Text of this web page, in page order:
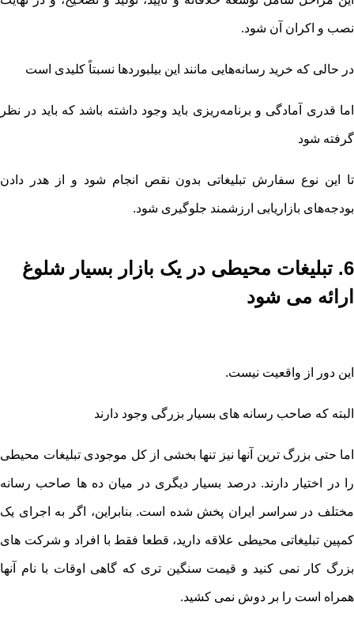
نصب و اکران آن شود.
در حالی که خرید رسانه‌هایی مانند این بیلبوردها نسبتاً کلیدی است
اما قدری آمادگی و برنامه‌ریزی باید وجود داشته باشد که باید در نظر
گرفته شود
تا این نوع سفارش تبلیغاتی بدون نقص انجام شود و از هدر دادن
بودجه‌های بازاریابی ارزشمند جلوگیری شود.
6. تبلیغات محیطی در یک بازار بسیار شلوغ
ارائه می شود
این دور از واقعیت نیست.
البته که صاحب رسانه های بسیار بزرگی وجود دارند
اما حتی بزرگ ترین آنها نیز تنها بخشی از کل موجودی تبلیغات محیطی
را در اختیار دارند. درصد بسیار دیگری در میان ده ها صاحب رسانه
مختلف در سراسر ایران پخش شده است. بنابراین، اگر به اجرای یک
کمپین تبلیغاتی محیطی علاقه دارید، قطعا فقط با افراد و شرکت های
بزرگ کار نمی کنید و قیمت سنگین تری که گاهی اوقات با نام آنها
همراه است را بر دوش نمی کشید.